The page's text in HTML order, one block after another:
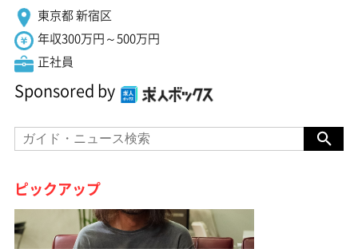
東京都 新宿区
年収300万円～500万円
正社員
Sponsored by
ピックアップ